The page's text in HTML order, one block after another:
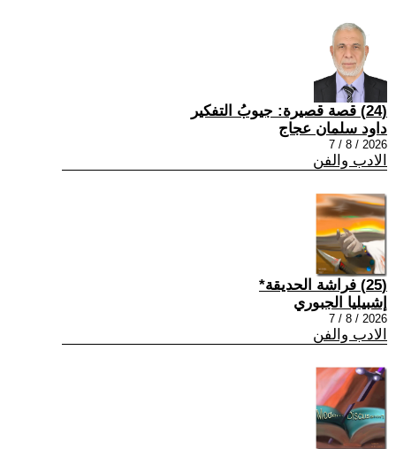
(24) قصة قصيرة: جيوبُ التفكير
داود سلمان عجاج
2026 / 8 / 7
الادب والفن
(25) فراشة الحديقة*
إشبيليا الجبوري
2026 / 8 / 7
الادب والفن